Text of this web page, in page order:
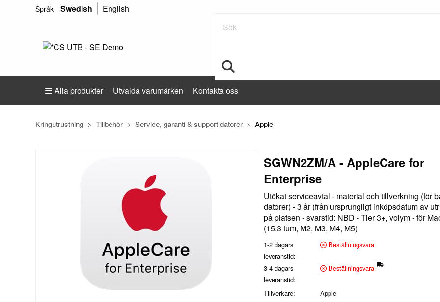
Språk Swedish English
Sök
Alla produkter Utvalda varumärken Kontakta oss
Kringutrustning Tillbehör Service, garanti & support datorer Apple
SGWN2ZM/A - AppleCare for
Enterprise
Utökat serviceavtal - material och tillverkning (för
datorer) - 3 år (från ursprungligt inköpsdatum av
på platsen - svarstid: NBD - Tier 3+, volym - för
(15.3 tum, M2, M3, M4, M5)
1-2 dagars
leveranstid
Beställningsvara
3-4 dagars
leveranstid
Beställningsvara
Tillverkare
Apple